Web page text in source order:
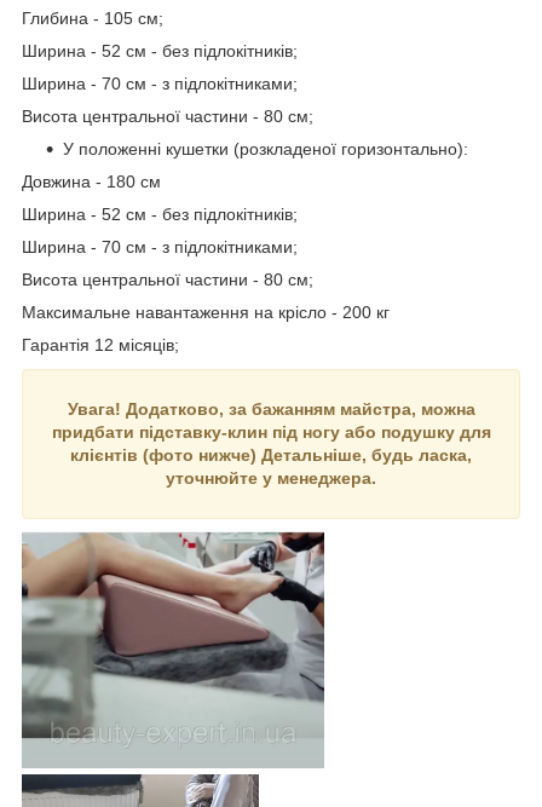
Глибина - 105 см;
Ширина - 52 см - без підлокітників;
Ширина - 70 см - з підлокітниками;
Висота центральної частини - 80 см;
У положенні кушетки (розкладеної горизонтально):
Довжина - 180 см
Ширина - 52 см - без підлокітників;
Ширина - 70 см - з підлокітниками;
Висота центральної частини - 80 см;
Максимальне навантаження на крісло - 200 кг
Гарантія 12 місяців;
Увага! Додатково, за бажанням майстра, можна
придбати підставку-клин під ногу або подушку для
клієнтів (фото нижче) Детальніше, будь ласка,
уточнюйте у менеджера.